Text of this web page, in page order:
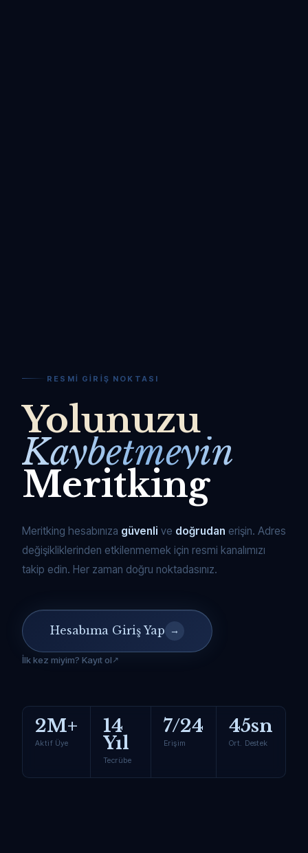
RESMI GIRIŞ NOKTASI
Yolunuzu
Kaybetmeyin
Meritking
Meritking hesabınıza güvenli ve doğrudan erişin. Adres
değişikliklerinden etkilenmemek için resmi kanalımızı
takip edin. Her zaman doğru noktadasınız.
Hesabıma Giriş Yap →
İlk kez miyim? Kayıt ol
2M+
Aktif Üye
14
Yıl
Tecrübe
7/24
Erişim
45sn
Ort. Destek